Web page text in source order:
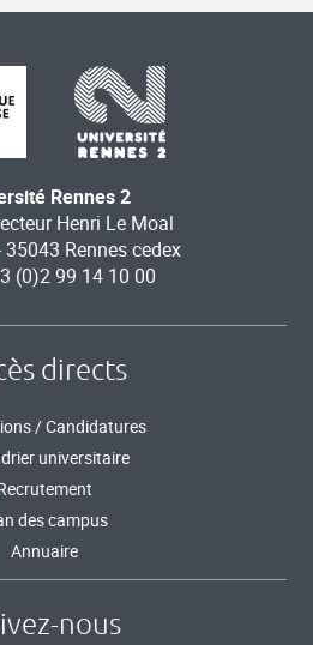
Rennes 2
Henri Le Moal
35043 Rennes cedex
(0)2 99 14 10 00
directs
/ Candidatures
universitaire
des campus
Annuaire
nous